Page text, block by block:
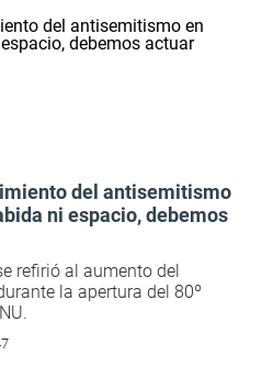
del antisemitismo
ni espacio, debemos
refirió al aumento del
la apertura del 80º